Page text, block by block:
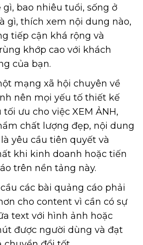
bao nhiêu tuổi, sống ở
gì, thích xem nội dung nào,
tiếp cận khá rộng và
khớp cao với khách
của bạn.
mạng xã hội chuyên về
nên mọi yếu tố thiết kế
ưu cho việc XEM ẢNH,
chất lượng đẹp, nội dung
yêu cầu tiên quyết và
khi kinh doanh hoặc tiến
trên nền tảng này.
các bài quảng cáo phải
cho content vì cần có sự
text với hình ảnh hoặc
được người dùng và đạt